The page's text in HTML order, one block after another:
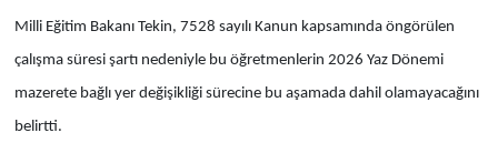
Milli Eğitim Bakanı Tekin, 7528 sayılı Kanun kapsamında öngörülen
çalışma süresi şartı nedeniyle bu öğretmenlerin 2026 Yaz Dönemi
mazerete bağlı yer değişikliği sürecine bu aşamada dahil olamayacağını
belirtti.